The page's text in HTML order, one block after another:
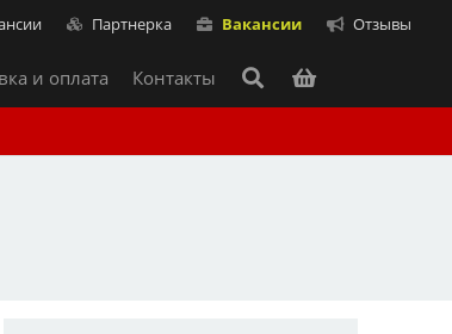
Партнерка Вакансии Отзывы
и оплата Контакты